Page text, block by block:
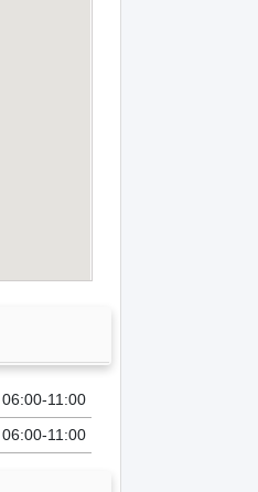
06:00-11:00
06:00-11:00